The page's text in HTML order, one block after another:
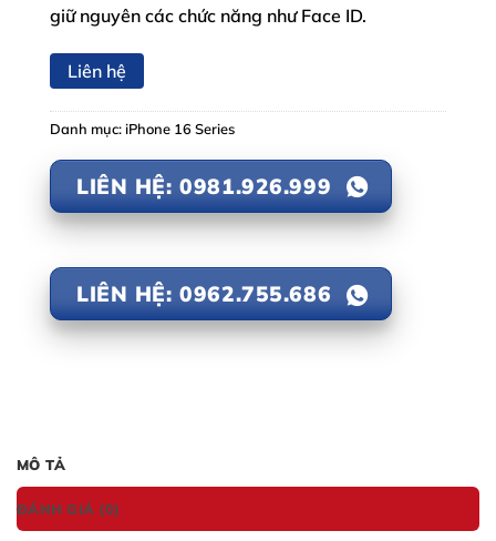
giữ nguyên các chức năng như Face ID.
Liên hệ
Danh mục:iPhone 16 Series
LIÊN HỆ: 0981.926.999
LIÊN HỆ: 0962.755.686
MÔ TẢ
ĐÁNH GIÁ (0)